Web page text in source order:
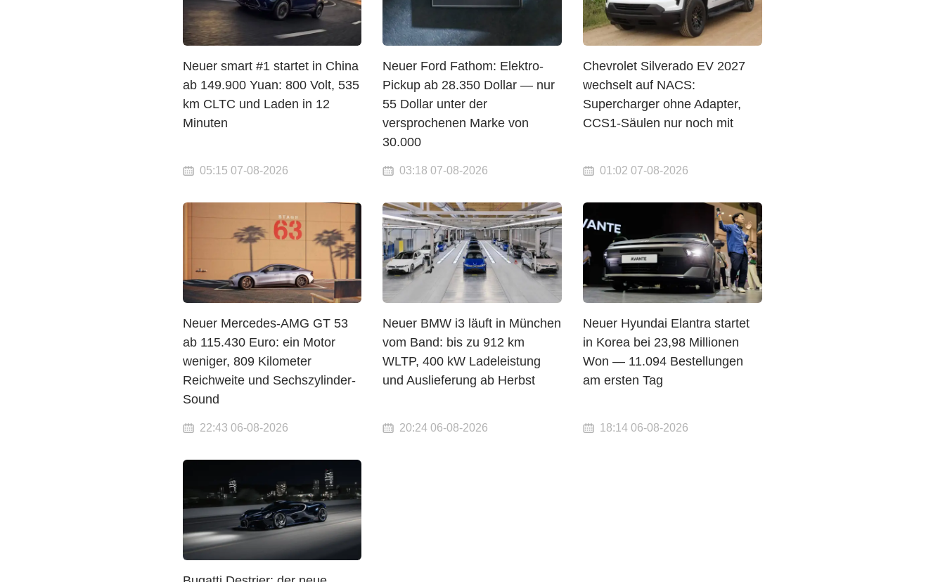
Neuer smart #1 startet in China
ab 149.900 Yuan: 800 Volt, 535
km CLTC und Laden in 12
Minuten
05:15 07-08-2026
Neuer Ford Fathom: Elektro-
Pickup ab 28.350 Dollar — nur
55 Dollar unter der
versprochenen Marke von
30.000
03:18 07-08-2026
Chevrolet Silverado EV 2027
wechselt auf NACS:
Supercharger ohne Adapter,
CCS1-Säulen nur noch mit
01:02 07-08-2026
Neuer Mercedes-AMG GT 53
ab 115.430 Euro: ein Motor
weniger, 809 Kilometer
Reichweite und Sechszylinder-
Sound
22:43 06-08-2026
Neuer BMW i3 läuft in München
vom Band: bis zu 912 km
WLTP, 400 kW Ladeleistung
und Auslieferung ab Herbst
20:24 06-08-2026
Neuer Hyundai Elantra startet
in Korea bei 23,98 Millionen
Won — 11.094 Bestellungen
am ersten Tag
18:14 06-08-2026